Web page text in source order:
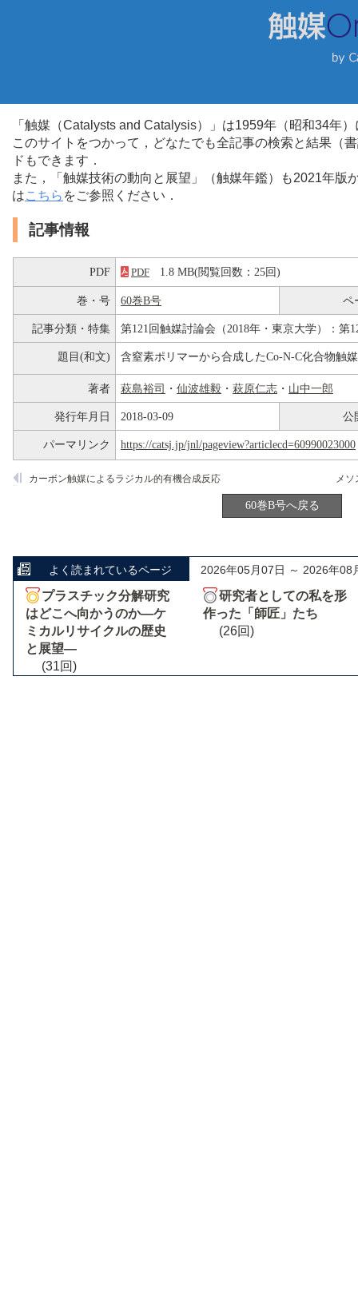
「触媒（Catalysts and Catalysis）」は1959年（昭和34年
このサイトをつかって，どなたでも全記事の検索と結果（
ドもできます．
また，「触媒技術の動向と展望」（触媒年鑑）も2021年
はこちら をご参照ください．
記事情報
PDF PDF 1.8 MB(閲覧回数：25回)
巻・号 60巻B号 ペ
記事分類・特集 第121回触媒討論会（2018年・東京大学）：第
題目(和文) 含窒素ポリマーから合成したCo-N-C化合物触
著者 萩島裕司 ・ 仙波雄毅 ・ 萩原仁志 ・ 山中一郎
発行年月日 2018-03-09 公
パーマリンク https://catsj.jp/jnl/pageview?articlecd=60990023000
カーボン触媒によるラジカル的有機合成反応
60巻B号へ戻る
よく読まれているページ 2026年05月07日 ～ 2026年08
プラスチック分解研究
はどこへ向かうのか―ケ
ミカルリサイクルの歴史
と展望―
(31回)
研究者としての私を形
作った「師匠」たち
(26回)